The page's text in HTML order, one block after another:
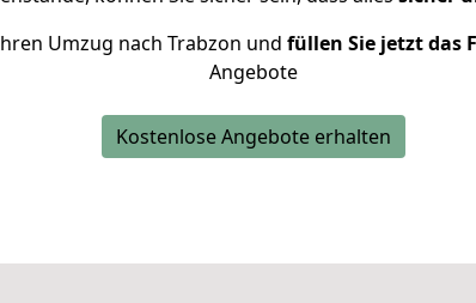
Umzug nach Trabzon und füllen Sie jetzt das
Angebote
Kostenlose Angebote erhalten